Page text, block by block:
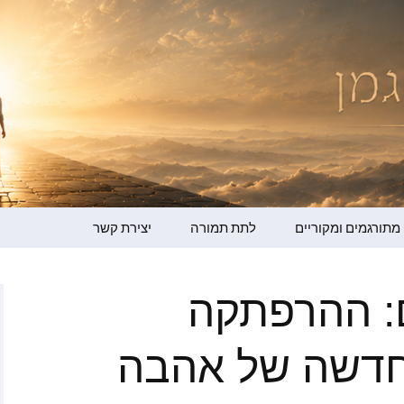
ברגמן
ומקוריים לתת תמורה יצירת קשר
ההרפתקה
של אהבה